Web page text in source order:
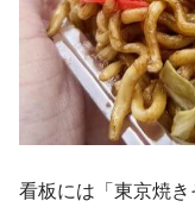
看板には「東京焼